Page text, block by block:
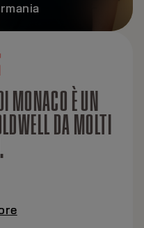
MONACO È UN
DA MOLTI